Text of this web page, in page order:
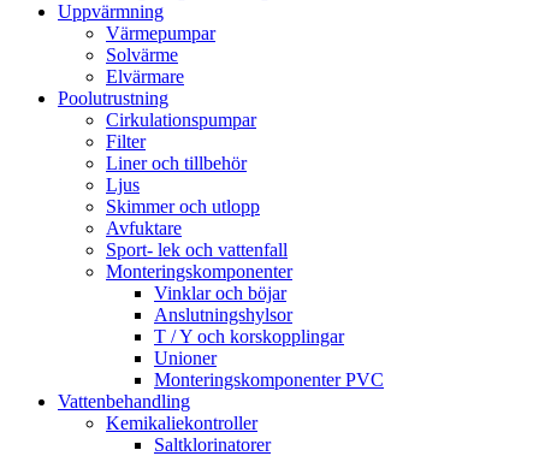
Uppvärmning
Värmepumpar
Solvärme
Elvärmare
Poolutrustning
Cirkulationspumpar
Filter
Liner och tillbehör
Ljus
Skimmer och utlopp
Avfuktare
Sport- lek och vattenfall
Monteringskomponenter
Vinklar och böjar
Anslutningshylsor
T / Y och korskopplingar
Unioner
Monteringskomponenter PVC
Vattenbehandling
Kemikaliekontroller
Saltklorinatorer